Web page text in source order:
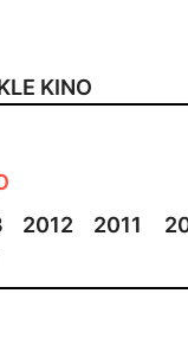
KINO
2012 2011